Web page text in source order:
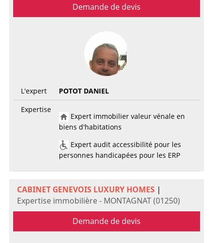
Demande de devis
L'expert
POTOT DANIEL
Expertise
Expert immobilier valeur vénale en
biens d'habitations
Expert audit accessibilité pour les
personnes handicapées pour les ERP
CABINET GENEVOIS LUXURY HOMES |
Expertise immobilière - MONTAGNAT (01250)
Demande de devis